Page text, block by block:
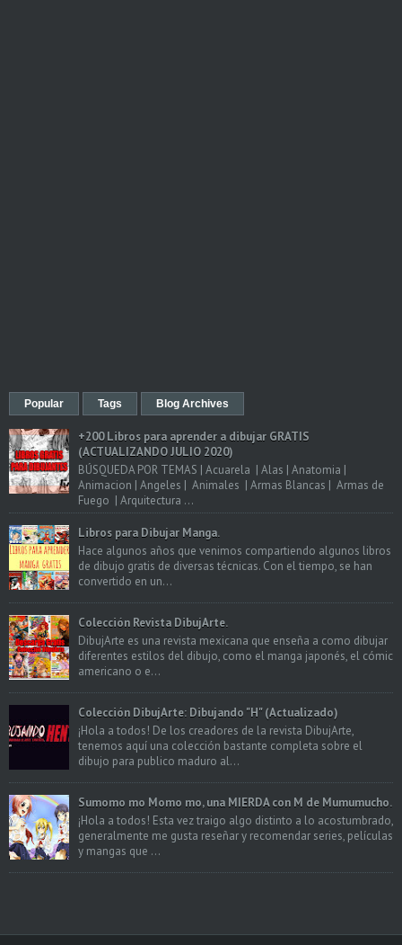
Popular Tags Blog Archives
+200 Libros para aprender a dibujar GRATIS
(ACTUALIZANDO JULIO 2020)
BÚSQUEDA POR TEMAS | Acuarela | Alas | Anatomia |
Animacion | Angeles | Animales | Armas Blancas | Armas de
Fuego | Arquitectura ...
Libros para Dibujar Manga.
Hace algunos años que venimos compartiendo algunos libros
de dibujo gratis de diversas técnicas. Con el tiempo, se han
convertido en un...
Colección Revista DibujArte.
DibujArte es una revista mexicana que enseña a como dibujar
diferentes estilos del dibujo, como el manga japonés, el cómic
americano o e...
Colección DibujArte: Dibujando "H" (Actualizado)
¡Hola a todos! De los creadores de la revista DibujArte,
tenemos aquí una colección bastante completa sobre el
dibujo para publico maduro al...
Sumomo mo Momo mo, una MIERDA con M de Mumumucho.
¡Hola a todos! Esta vez traigo algo distinto a lo acostumbrado,
generalmente me gusta reseñar y recomendar series, películas
y mangas que ...